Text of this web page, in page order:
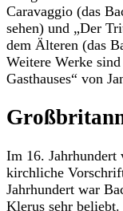
Caravaggio (das
sehen) und „Der
dem Älteren (das
Weitere Werke
Gasthauses“ von
Im 16. Jahrhundert
kirchliche
Jahrhundert war
Klerus sehr